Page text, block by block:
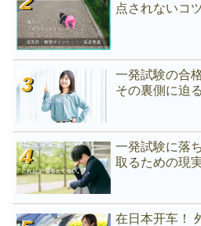
点されないコ
一発試験の合
その裏側に迫る
一発試験に落
取るための現
在日本开车！ 外国人的驾驶礼仪完全指